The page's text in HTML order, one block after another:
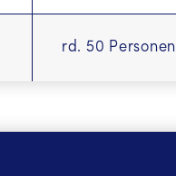
rd. 50 Personen